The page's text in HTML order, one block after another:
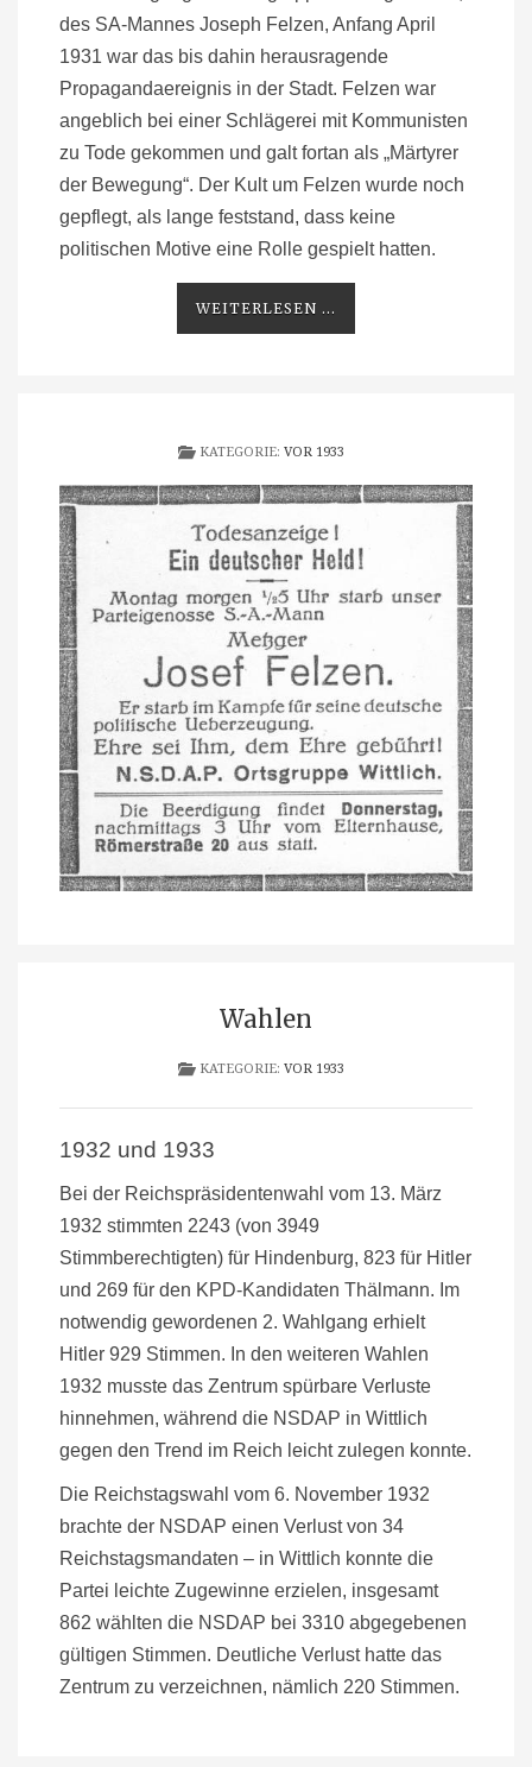
des SA-Mannes Joseph Felzen, Anfang April
1931 war das bis dahin herausragende
Propagandaereignis in der Stadt. Felzen war
angeblich bei einer Schlägerei mit Kommunisten
zu Tode gekommen und galt fortan als „Märtyrer
der Bewegung“. Der Kult um Felzen wurde noch
gepflegt, als lange feststand, dass keine
politischen Motive eine Rolle gespielt hatten.
WEITERLESEN ...
KATEGORIE: VOR 1933
Wahlen
KATEGORIE: VOR 1933
1932 und 1933
Bei der Reichspräsidentenwahl vom 13. März
1932 stimmten 2243 (von 3949
Stimmberechtigten) für Hindenburg, 823 für Hitler
und 269 für den KPD-Kandidaten Thälmann. Im
notwendig gewordenen 2. Wahlgang erhielt
Hitler 929 Stimmen. In den weiteren Wahlen
1932 musste das Zentrum spürbare Verluste
hinnehmen, während die NSDAP in Wittlich
gegen den Trend im Reich leicht zulegen konnte.
Die Reichstagswahl vom 6. November 1932
brachte der NSDAP einen Verlust von 34
Reichstagsmandaten – in Wittlich konnte die
Partei leichte Zugewinne erzielen, insgesamt
862 wählten die NSDAP bei 3310 abgegebenen
gültigen Stimmen. Deutliche Verlust hatte das
Zentrum zu verzeichnen, nämlich 220 Stimmen.